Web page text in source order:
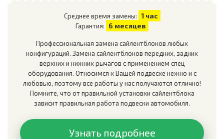
Среднее время замены: 1 час
Гарантия: 6 месяцев
Профессиональная замена сайлентблоков любых
конфигураций. Замена сайлентблоков передних, задних
верхних и нижних рычагов с применением спец
оборудования. Относимся к Вашей подвеске нежно и с
любовью, поэтому все работы у нас получаются отлично!
Помните, что от правильной установки сайлентблока
зависит правильная работа подвески автомобиля.
Узнать подробнее